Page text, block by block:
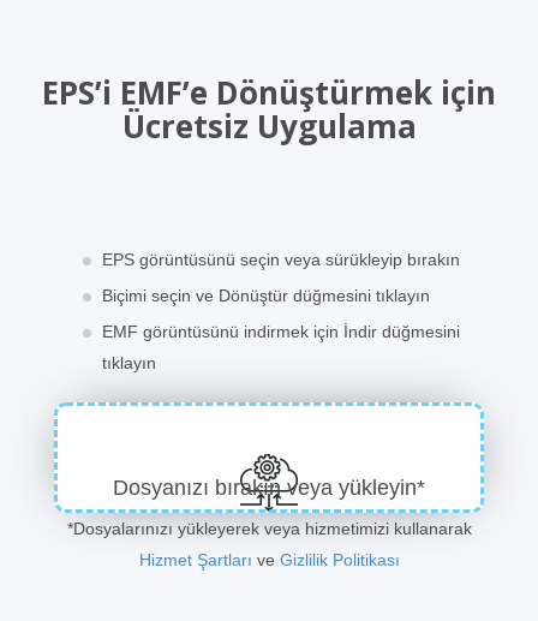
EPS’i EMF’e Dönüştürmek için
Ücretsiz Uygulama
EPS görüntüsünü seçin veya sürükleyip bırakın
Biçimi seçin ve Dönüştür düğmesini tıklayın
EMF görüntüsünü indirmek için İndir düğmesini
tıklayın
Dosyanızı bırakın veya yükleyin*
*Dosyalarınızı yükleyerek veya hizmetimizi kullanarak
Hizmet Şartları ve Gizlilik Politikası